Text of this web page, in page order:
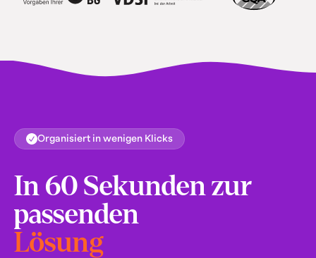
Organisiert in wenigen Klicks
In 60 Sekunden zur
passenden
Lösung